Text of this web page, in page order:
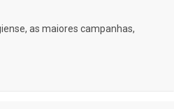
as maiores campanhas,